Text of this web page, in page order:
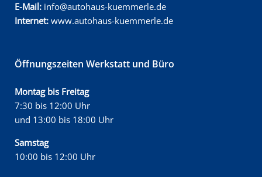
E-Mail: info@autohaus-kuemmerle.de
Internet: www.autohaus-kuemmerle.de
Öffnungszeiten Werkstatt und Büro
Montag bis Freitag
7:30 bis 12:00 Uhr
und 13:00 bis 18:00 Uhr
Samstag
10:00 bis 12:00 Uhr